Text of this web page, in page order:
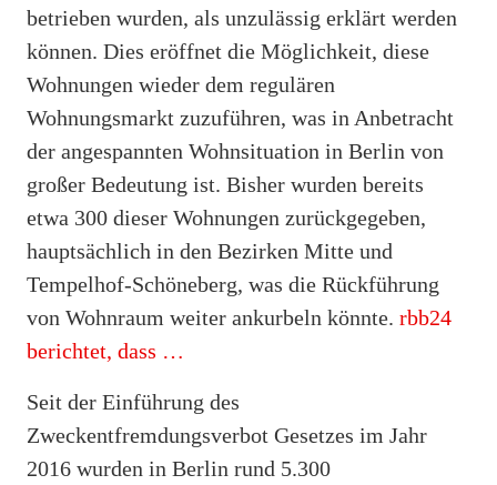
betrieben wurden, als unzulässig erklärt werden
können. Dies eröffnet die Möglichkeit, diese
Wohnungen wieder dem regulären
Wohnungsmarkt zuzuführen, was in Anbetracht
der angespannten Wohnsituation in Berlin von
großer Bedeutung ist. Bisher wurden bereits
etwa 300 dieser Wohnungen zurückgegeben,
hauptsächlich in den Bezirken Mitte und
Tempelhof-Schöneberg, was die Rückführung
von Wohnraum weiter ankurbeln könnte. rbb24
berichtet, dass …
Seit der Einführung des
Zweckentfremdungsverbot Gesetzes im Jahr
2016 wurden in Berlin rund 5.300